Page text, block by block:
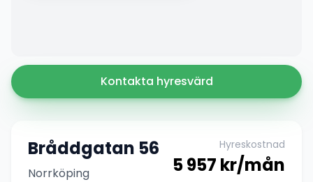
Kontakta hyresvärd
Bråddgatan 56
Norrköping
Hyreskostnad
5 957 kr/mån